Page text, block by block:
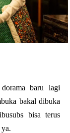
baru lagi
bakal dibuka
bisa terus